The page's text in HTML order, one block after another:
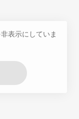
表示にしていま